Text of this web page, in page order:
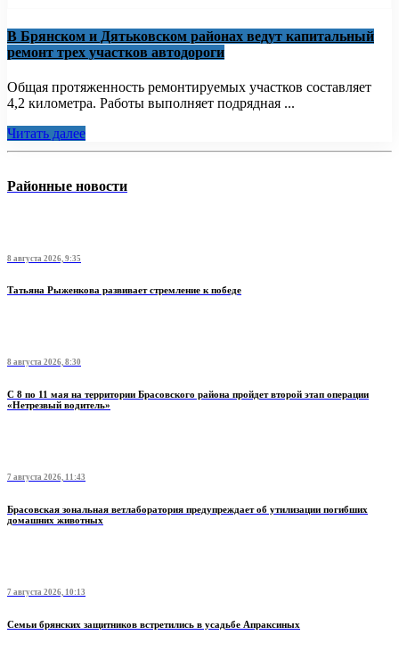
В Брянском и Дятьковском районах ведут капитальный
ремонт трех участков автодороги
Общая протяженность ремонтируемых участков составляет
4,2 километра. Работы выполняет подрядная ...
Читать далее
Районные новости
8 августа 2026, 9:35
Татьяна Рыженкова развивает стремление к победе
8 августа 2026, 8:30
С 8 по 11 мая на территории Брасовского района пройдет второй этап операции
«Нетрезвый водитель»
7 августа 2026, 11:43
Брасовская зональная ветлаборатория предупреждает об утилизации погибших
домашних животных
7 августа 2026, 10:13
Семьи брянских защитников встретились в усадьбе Апраксиных